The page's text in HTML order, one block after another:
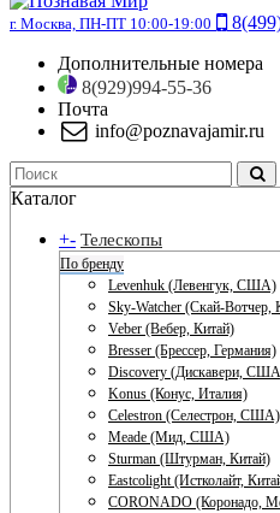
г. Москва, ПН-ПТ 10:00-19:00
Дополнительные номера
8(929)994-55-36
Почта
info@poznavajamir.ru
Каталог
+- Телескопы
По бренду
Levenhuk (Левенгук, США)
Sky-Watcher (Скай-Вотчер,
Veber (Вебер, Китай)
Bresser (Брессер, Германия)
Discovery (Дискавери,
Konus (Конус, Италия)
Celestron (Селестрон, США)
Meade (Мид, США)
Sturman (Штурман, Китай)
Eastcolight (Истколайт,
CORONADO (Коронадо,